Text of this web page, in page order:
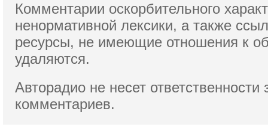
Комментарии оскорбительного
ненормативной лексики, а также
ресурсы, не имеющие отношения к
удаляются.
Авторадио не несет ответственности
комментариев.